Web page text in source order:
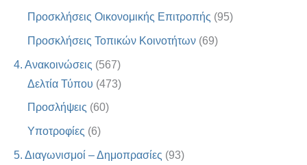
Προσκλήσεις Οικονομικής Επιτροπής (95)
Προσκλήσεις Τοπικών Κοινοτήτων (69)
4. Ανακοινώσεις (567)
Δελτία Τύπου (473)
Προσλήψεις (60)
Υποτροφίες (6)
5. Διαγωνισμοί – Δημοπρασίες (93)